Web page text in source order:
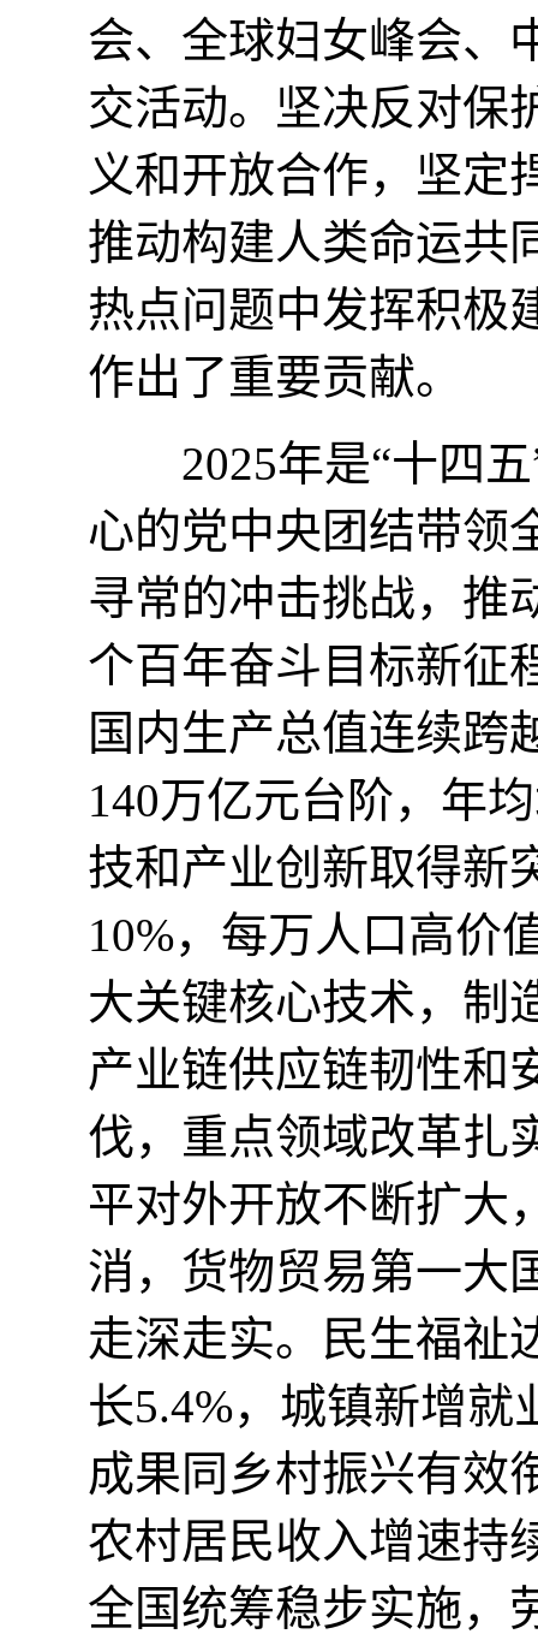
会、全球妇女峰会、
交活动。坚决反对保
义和开放合作，坚定
推动构建人类命运共
热点问题中发挥积极
作出了重要贡献。
2025年是“十四五
心的党中央团结带领
寻常的冲击挑战，推
个百年奋斗目标新征
国内生产总值连续跨
140万亿元台阶，年
技和产业创新取得新
10%，每万人口高价
大关键核心技术，制
产业链供应链韧性和
伐，重点领域改革扎
平对外开放不断扩大
消，货物贸易第一大
走深走实。民生福祉
长5.4%，城镇新增
成果同乡村振兴有效
农村居民收入增速持
全国统筹稳步实施，